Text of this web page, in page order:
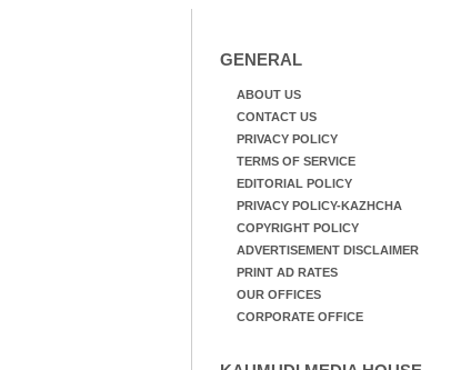
GENERAL
ABOUT US
CONTACT US
PRIVACY POLICY
TERMS OF SERVICE
EDITORIAL POLICY
PRIVACY POLICY-KAZHCHA
COPYRIGHT POLICY
ADVERTISEMENT DISCLAIMER
PRINT AD RATES
OUR OFFICES
CORPORATE OFFICE